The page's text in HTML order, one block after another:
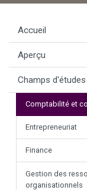
Accueil
Aperçu
Champs d'études
Comptabilité et
Entrepreneuriat
Finance
Gestion des
organisationnels